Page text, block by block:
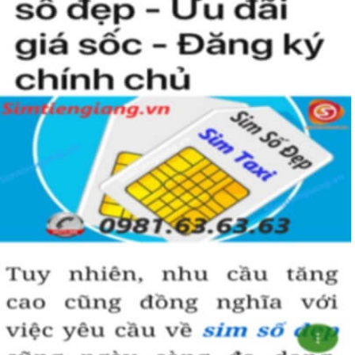
Simtiengiang.vn.
Sim Tiền Giang là đơn vị cung cấp sim số đẹp lục quý 9, sim giá rẻ
uy tín chất lượng.
Chọn mua sim số đẹp thường mất nhiều thời gian ở khoản lựa số,
một số phải vừa đẹp, vừa tốt về phong thủy thì mới là sim hoàn
hảo. Vậy phải làm sao?
- Cách nhanh nhất để chọn mua được sim lục quý 9 là bạn vào
trang chủ của Sim Tiền Giang, chọn mục “Sim giảm giá “ ở ngay
đầu trang chủ. Đây là danh sách sim được đại lý giảm giá vì một số
lý do nên bạn có thể chọn mua được số đẹp lại có giá cực rẻ nữa.
Ngoài ra quý khách chưa ưng ý về sim luc quy 9 có cũng thể tham
khảo thêm Sim Vinaphone,Sim Gmobile, Sim Lục Quý,Sim Năm
Sinh..